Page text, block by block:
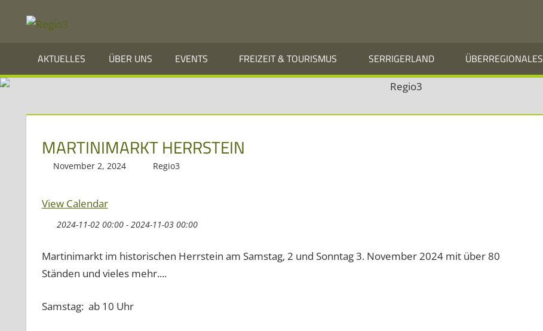
Informationen
über
Region
und
Dreiländereck
AKTUELLES ÜBER UNS EVENTS FREIZEIT & TOURISMUS SERRIGERLAND ÜBERREGIONALES
MARTINIMARKT HERRSTEIN
November 2, 2024 Regio3
View Calendar
2024-11-02 00:00 - 2024-11-03 00:00
Martinimarkt im historischen Herrstein am Samstag, 2 und Sonntag 3. November 2024 mit über 80
Ständen und vieles mehr....
Samstag: ab 10 Uhr